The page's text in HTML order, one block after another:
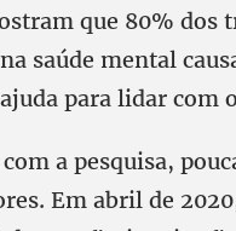
que 80% dos
saúde mental
para lidar com
a pesquisa,
Em abril de